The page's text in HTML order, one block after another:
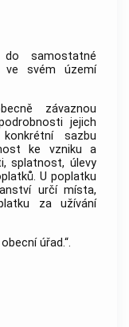
samostatné
ve svém území
závaznou
jejich
sazbu
ke vzniku a
splatnost, úlevy
U poplatku
určí místa,
za užívání
úřad.“.